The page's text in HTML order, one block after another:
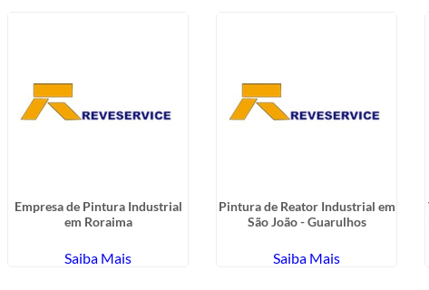
Empresa de Pintura Industrial
em Roraima
Saiba Mais
Pintura de Reator Industrial em
São João - Guarulhos
Saiba Mais